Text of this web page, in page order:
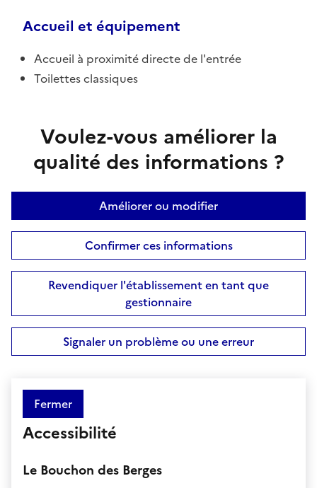
Accueil et équipement
Accueil à proximité directe de l'entrée
Toilettes classiques
Voulez-vous améliorer la
qualité des informations ?
Améliorer ou modifier
Confirmer ces informations
Revendiquer l'établissement en tant que
gestionnaire
Signaler un problème ou une erreur
Fermer
Accessibilité
Le Bouchon des Berges